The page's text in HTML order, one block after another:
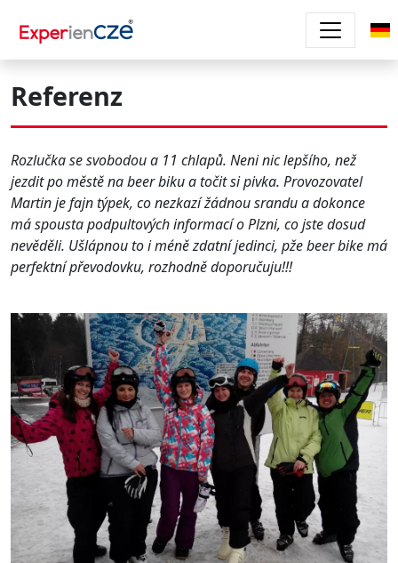
Referenz
Rozlučka se svobodou a 11 chlapů. Neni nic lepšího, než
jezdit po městě na beer biku a točit si pivka. Provozovatel
Martin je fajn týpek, co nezkazí žádnou srandu a dokonce
má spousta podpultových informací o Plzni, co jste dosud
nevěděli. Ušlápnou to i méně zdatní jedinci, pže beer bike má
perfektní převodovku, rozhodně doporučuju!!!